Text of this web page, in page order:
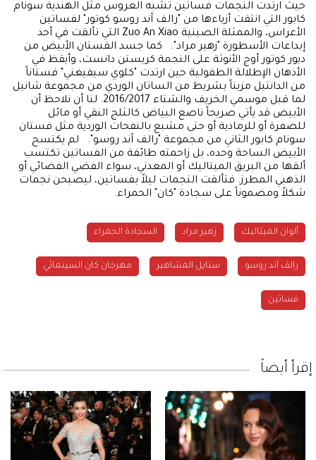
حيث ارتدت النجمات فساتين تشبه العروس مثل الهندية سونام
كابور التي انتقت أزياءها من "رالف آند روسو كوتور" لفساتين
الأعراس، والممثلة الصينية Zuo An Xiao التي تألقت في أحد
إبداعات الأسطورة "زهير مراد". كما جسد الفستان الأبيض من
ديور كوتور أوج الأنوثة على النجمة كريستن دانست، وأيقظ في
الأذهان الإطلالة الطفولية حين ارتدت "كلوي سيفيغني" فستاناً
من الدانتيل مزيناً بشريط من الساتان الوردي من مجموعة شانيل
لما قبل موسمي الخريف والشتاء 2016/2017. لنا أن نلاحظ أن
الأبيض قد يأتي صريحاً ناصع البياض كالثلج النقي أو مائل
للصفرة أو للرمادية أو حتى مشبع بالنفحات الوردية مثل فستان
سونام كابور الثاني من مجموعة "رالف آند روسو". لم يكتسح
الأبيض الساحة وحده، بل زاحمته طائفة من الفساتين تكتسب
ألقها من البريق الميتاليك أو المعدني، سواء الفضي الفضائي أو
الذهبي المطرز. فتألقت النجمات ليلاً بفساتين، ليصبحن نجمات
شكلاً ومضموناً على سجادة "كان" الحمراء.
ألوان الميتاليك السجادة الحمراء
رالف آند روسو ستايل المشاهير مهرجان كان السينمائي
فساتين
إقرأ أيضاً